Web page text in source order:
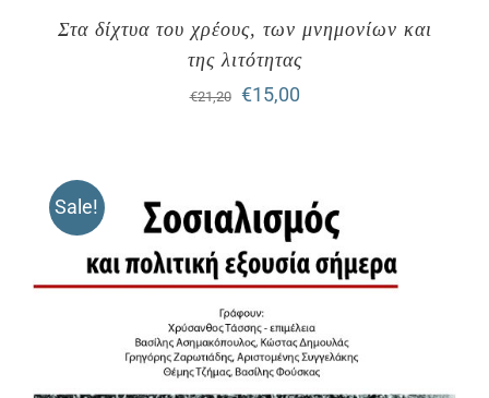
Στα δίχτυα του χρέους, των μνημονίων και
της λιτότητας
€21,20
Original
€21,20.
€15,00Η
είναι:
€15,00.
Sale!